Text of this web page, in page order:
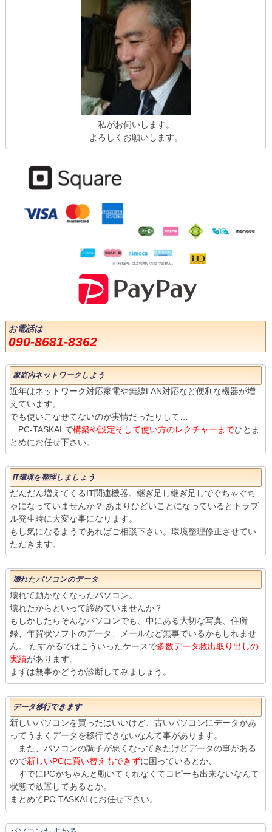
私がお伺いします。
よろしくお願いします。
お電話は
090-8681-8362
家庭内ネットワークしよう
近年はネットワーク対応家電や無線LAN対応など便利な機器が増
えています。
でも使いこなせてないのが実情だったりして…
PC-TASKALで構築や設定そして使い方のレクチャーまでひとま
とめにお任せ下さい。
IT環境を整理しましょう
だんだん増えてくるIT関連機器。継ぎ足し継ぎ足しでぐちゃぐち
ゃになっていませんか？ あまりひどいことになっているとトラブ
ル発生時に大変な事になります。
もし気になるようであればご相談下さい。環境整理修正させてい
ただきます。
壊れたパソコンのデータ
壊れて動かなくなったパソコン。
壊れたからといって諦めていませんか？
もしかしたらそんなパソコンでも、中にある大切な写真、住所
録、年賀状ソフトのデータ、メールなど無事でいるかもしれませ
ん。 たすかるではこういったケースで多数データ救出取り出しの
実績があります。
まずは無事かどうか診断してみましょう。
データ移行できます
新しいパソコンを買ったはいいけど、古いパソコンにデータがあ
ってうまくデータを移行できないなんて事があります。
また、パソコンの調子が悪くなってきたけどデータの事がある
ので新しいPCに買い替えもできずに困っているとか、
すでにPCがちゃんと動いてくれなくてコピーも出来ないなんて
状態で放置してあるとか。
まとめてPC-TASKALにお任せ下さい。